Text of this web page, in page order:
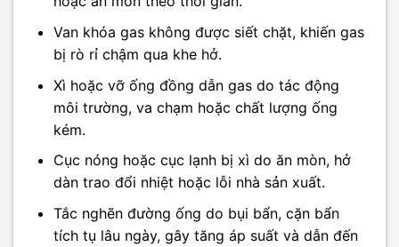
Van khóa gas không được siết chặt, khiến gas
bị rò rỉ chậm qua khe hở.​
Xì hoặc vỡ ống đồng dẫn gas do tác động
môi trường, va chạm hoặc chất lượng ống
kém.​
Cục nóng hoặc cục lạnh bị xì do ăn mòn, hở
dàn trao đổi nhiệt hoặc lỗi nhà sản xuất.​
Tắc nghẽn đường ống do bụi bẩn, cặn bẩn
tích tụ lâu ngày, gây tăng áp suất và dẫn đến